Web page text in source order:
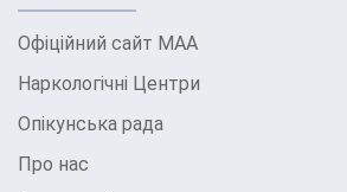
Офіційний сайт МАА
Наркологічні Центри
Опікунська рада
Про нас